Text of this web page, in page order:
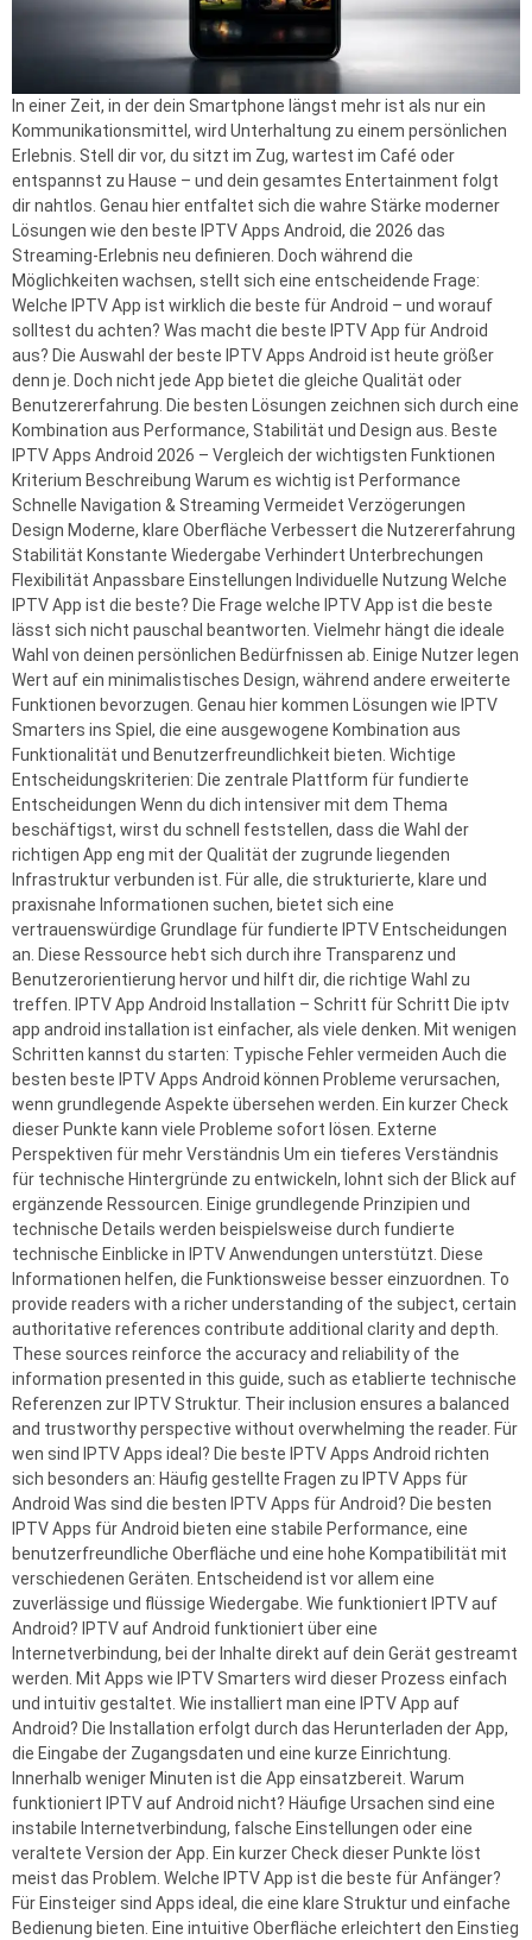
In einer Zeit, in der dein Smartphone längst mehr ist als nur ein
Kommunikationsmittel, wird Unterhaltung zu einem persönlichen
Erlebnis. Stell dir vor, du sitzt im Zug, wartest im Café oder
entspannst zu Hause – und dein gesamtes Entertainment folgt
dir nahtlos. Genau hier entfaltet sich die wahre Stärke moderner
Lösungen wie den beste IPTV Apps Android, die 2026 das
Streaming-Erlebnis neu definieren. Doch während die
Möglichkeiten wachsen, stellt sich eine entscheidende Frage:
Welche IPTV App ist wirklich die beste für Android – und worauf
solltest du achten? Was macht die beste IPTV App für Android
aus? Die Auswahl der beste IPTV Apps Android ist heute größer
denn je. Doch nicht jede App bietet die gleiche Qualität oder
Benutzererfahrung. Die besten Lösungen zeichnen sich durch eine
Kombination aus Performance, Stabilität und Design aus. Beste
IPTV Apps Android 2026 – Vergleich der wichtigsten Funktionen
Kriterium Beschreibung Warum es wichtig ist Performance
Schnelle Navigation & Streaming Vermeidet Verzögerungen
Design Moderne, klare Oberfläche Verbessert die Nutzererfahrung
Stabilität Konstante Wiedergabe Verhindert Unterbrechungen
Flexibilität Anpassbare Einstellungen Individuelle Nutzung Welche
IPTV App ist die beste? Die Frage welche IPTV App ist die beste
lässt sich nicht pauschal beantworten. Vielmehr hängt die ideale
Wahl von deinen persönlichen Bedürfnissen ab. Einige Nutzer legen
Wert auf ein minimalistisches Design, während andere erweiterte
Funktionen bevorzugen. Genau hier kommen Lösungen wie IPTV
Smarters ins Spiel, die eine ausgewogene Kombination aus
Funktionalität und Benutzerfreundlichkeit bieten. Wichtige
Entscheidungskriterien: Die zentrale Plattform für fundierte
Entscheidungen Wenn du dich intensiver mit dem Thema
beschäftigst, wirst du schnell feststellen, dass die Wahl der
richtigen App eng mit der Qualität der zugrunde liegenden
Infrastruktur verbunden ist. Für alle, die strukturierte, klare und
praxisnahe Informationen suchen, bietet sich eine
vertrauenswürdige Grundlage für fundierte IPTV Entscheidungen
an. Diese Ressource hebt sich durch ihre Transparenz und
Benutzerorientierung hervor und hilft dir, die richtige Wahl zu
treffen. IPTV App Android Installation – Schritt für Schritt Die iptv
app android installation ist einfacher, als viele denken. Mit wenigen
Schritten kannst du starten: Typische Fehler vermeiden Auch die
besten beste IPTV Apps Android können Probleme verursachen,
wenn grundlegende Aspekte übersehen werden. Ein kurzer Check
dieser Punkte kann viele Probleme sofort lösen. Externe
Perspektiven für mehr Verständnis Um ein tieferes Verständnis
für technische Hintergründe zu entwickeln, lohnt sich der Blick auf
ergänzende Ressourcen. Einige grundlegende Prinzipien und
technische Details werden beispielsweise durch fundierte
technische Einblicke in IPTV Anwendungen unterstützt. Diese
Informationen helfen, die Funktionsweise besser einzuordnen. To
provide readers with a richer understanding of the subject, certain
authoritative references contribute additional clarity and depth.
These sources reinforce the accuracy and reliability of the
information presented in this guide, such as etablierte technische
Referenzen zur IPTV Struktur. Their inclusion ensures a balanced
and trustworthy perspective without overwhelming the reader. Für
wen sind IPTV Apps ideal? Die beste IPTV Apps Android richten
sich besonders an: Häufig gestellte Fragen zu IPTV Apps für
Android Was sind die besten IPTV Apps für Android? Die besten
IPTV Apps für Android bieten eine stabile Performance, eine
benutzerfreundliche Oberfläche und eine hohe Kompatibilität mit
verschiedenen Geräten. Entscheidend ist vor allem eine
zuverlässige und flüssige Wiedergabe. Wie funktioniert IPTV auf
Android? IPTV auf Android funktioniert über eine
Internetverbindung, bei der Inhalte direkt auf dein Gerät gestreamt
werden. Mit Apps wie IPTV Smarters wird dieser Prozess einfach
und intuitiv gestaltet. Wie installiert man eine IPTV App auf
Android? Die Installation erfolgt durch das Herunterladen der App,
die Eingabe der Zugangsdaten und eine kurze Einrichtung.
Innerhalb weniger Minuten ist die App einsatzbereit. Warum
funktioniert IPTV auf Android nicht? Häufige Ursachen sind eine
instabile Internetverbindung, falsche Einstellungen oder eine
veraltete Version der App. Ein kurzer Check dieser Punkte löst
meist das Problem. Welche IPTV App ist die beste für Anfänger?
Für Einsteiger sind Apps ideal, die eine klare Struktur und einfache
Bedienung bieten. Eine intuitive Oberfläche erleichtert den Einstieg